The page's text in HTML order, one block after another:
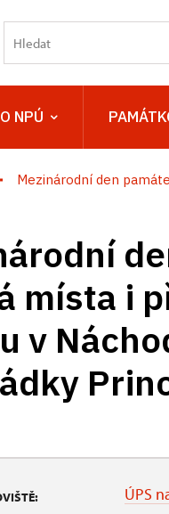
O NPÚ
Mezinárodní den
místa i
v
ÚPS